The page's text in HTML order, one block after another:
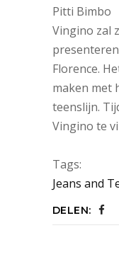
Pitti Bimbo
Vingino zal
Florence.
maken met
teenslijn.
Vingino te
Tags:
Jeans and
DELEN: